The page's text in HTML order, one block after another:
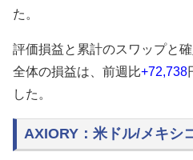
た。
評価損益と累計のスワップと
全体の損益は、前週比+72,738
した。
AXIORY：米ドル/メキシ